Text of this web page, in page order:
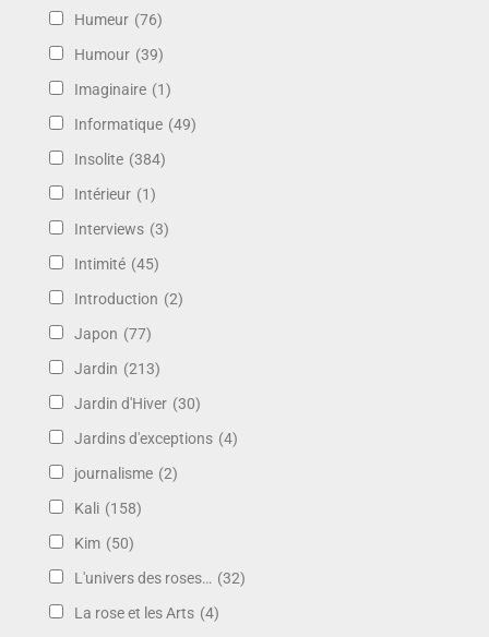
Humeur (76)
Humour (39)
Imaginaire (1)
Informatique (49)
Insolite (384)
Intérieur (1)
Interviews (3)
Intimité (45)
Introduction (2)
Japon (77)
Jardin (213)
Jardin d'Hiver (30)
Jardins d'exceptions (4)
journalisme (2)
Kali (158)
Kim (50)
L'univers des roses… (32)
La rose et les Arts (4)